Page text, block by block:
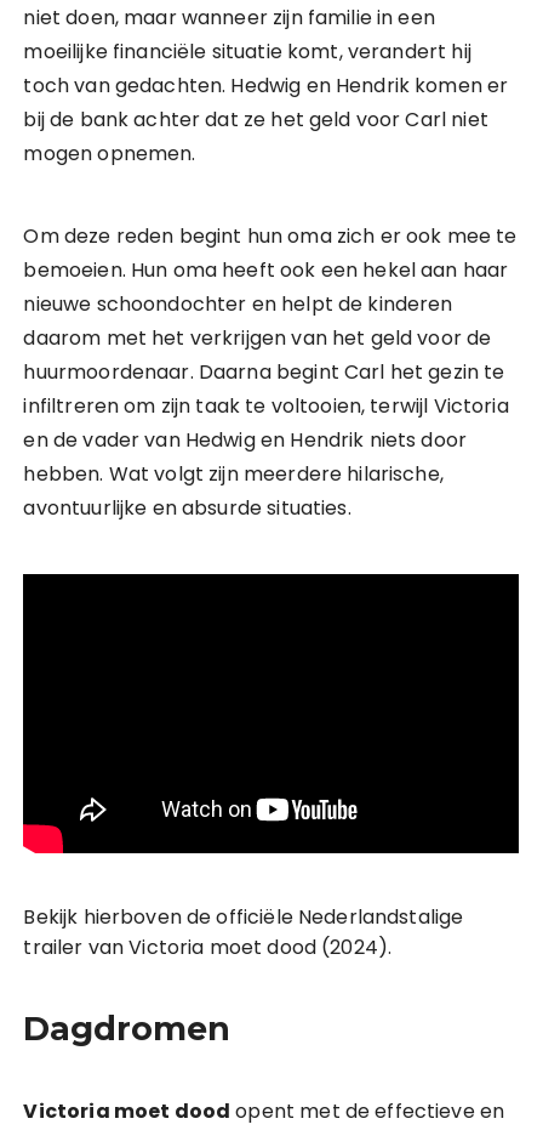
niet doen, maar wanneer zijn familie in een
moeilijke financiële situatie komt, verandert hij
toch van gedachten. Hedwig en Hendrik komen er
bij de bank achter dat ze het geld voor Carl niet
mogen opnemen.
Om deze reden begint hun oma zich er ook mee te
bemoeien. Hun oma heeft ook een hekel aan haar
nieuwe schoondochter en helpt de kinderen
daarom met het verkrijgen van het geld voor de
huurmoordenaar. Daarna begint Carl het gezin te
infiltreren om zijn taak te voltooien, terwijl Victoria
en de vader van Hedwig en Hendrik niets door
hebben. Wat volgt zijn meerdere hilarische,
avontuurlijke en absurde situaties.
Bekijk hierboven de officiële Nederlandstalige
trailer van Victoria moet dood (2024).
Dagdromen
Victoria moet dood opent met de effectieve en